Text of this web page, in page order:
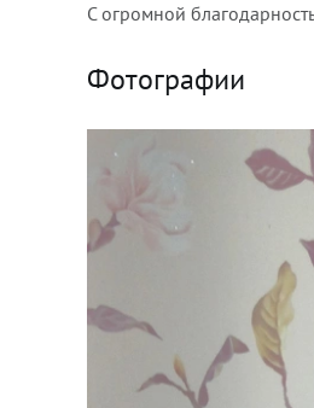
С огромной
Фотографии